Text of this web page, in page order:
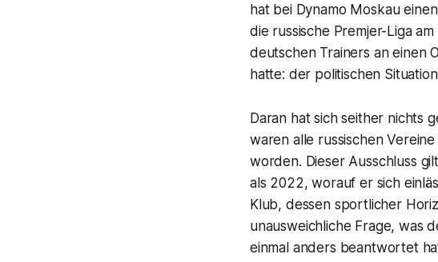
hat bei Dynamo Moskau
die russische Premjer-Liga
deutschen Trainers an einen
hatte: der politischen
Daran hat sich seither nichts
waren alle russischen
worden. Dieser Ausschluss
als 2022, worauf er sich
Klub, dessen sportlicher
unausweichliche Frage, was
einmal anders beantwortet